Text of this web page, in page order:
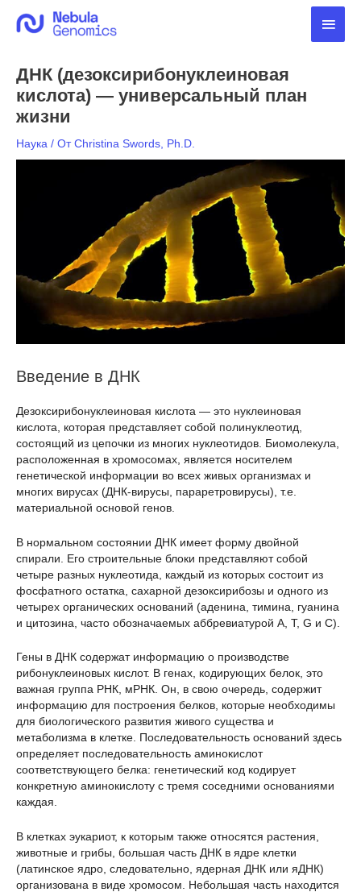
содержимому
ДНК (дезоксирибонуклеиновая
кислота) — универсальный план
жизни
Наука / ОтChristina Swords, Ph.D.
Введение в ДНК
Дезоксирибонуклеиновая кислота — это нуклеиновая
кислота, которая представляет собой полинуклеотид,
состоящий из цепочки из многих нуклеотидов. Биомолекула,
расположенная в хромосомах, является носителем
генетической информации во всех живых организмах и
многих вирусах (ДНК-вирусы, параретровирусы), т.е.
материальной основой генов.
В нормальном состоянии ДНК имеет форму двойной
спирали. Его строительные блоки представляют собой
четыре разных нуклеотида, каждый из которых состоит из
фосфатного остатка, сахарной дезоксирибозы и одного из
четырех органических оснований (аденина, тимина, гуанина
и цитозина, часто обозначаемых аббревиатурой A, T, G и C).
Гены в ДНК содержат информацию о производстве
рибонуклеиновых кислот. В генах, кодирующих белок, это
важная группа РНК, мРНК. Он, в свою очередь, содержит
информацию для построения белков, которые необходимы
для биологического развития живого существа и
метаболизма в клетке. Последовательность оснований здесь
определяет последовательность аминокислот
соответствующего белка: генетический код кодирует
конкретную аминокислоту с тремя соседними основаниями
каждая.
В клетках эукариот, к которым также относятся растения,
животные и грибы, большая часть ДНК в ядре клетки
(латинское ядро, следовательно, ядерная ДНК или яДНК)
организована в виде хромосом. Небольшая часть находится